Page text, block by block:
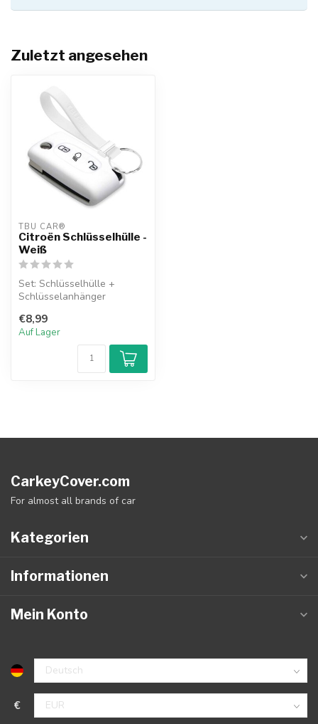
Zuletzt angesehen
TBU CAR®
Citroën Schlüsselhülle -
Weiß
Set: Schlüsselhülle +
Schlüsselanhänger
€8,99
Auf Lager
CarkeyCover.com
For almost all brands of car
Kategorien
Informationen
Mein Konto
€